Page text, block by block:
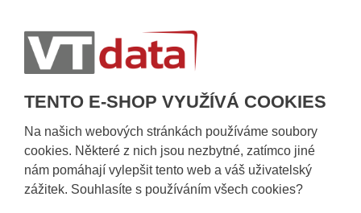
TENTO E-SHOP VYUŽÍVÁ COOKIES
Na našich webových stránkách používáme soubory
cookies. Některé z nich jsou nezbytné, zatímco jiné
nám pomáhají vylepšit tento web a váš uživatelský
zážitek. Souhlasíte s používáním všech cookies?
Informace k dostupnosti zboží
Obecné informace